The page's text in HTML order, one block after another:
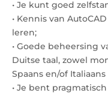
• Je kunt goed
• Kennis van
leren;
• Goede beheersing
Duitse taal, zowel
Spaans en/of
• Je bent